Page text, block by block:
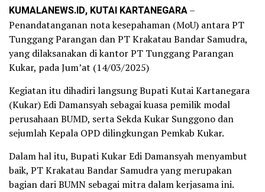
KUMALANEWS.ID, KUTAI KARTANEGARA–
Penandatanganan nota kesepahaman (MoU) antara PT
Tunggang Parangan dan PT Krakatau Bandar Samudra,
yang dilaksanakan di kantor PT Tunggang Parangan
Kukar, pada Jum’at (14/03/2025)
Kegiatan itu dihadiri langsung Bupati Kutai Kartanegara
(Kukar) Edi Damansyah sebagai kuasa pemilik modal
perusahaan BUMD, serta Sekda Kukar Sunggono dan
sejumlah Kepala OPD dilingkungan Pemkab Kukar.
Dalam hal itu, Bupati Kukar Edi Damansyah menyambut
baik, PT Krakatau Bandar Samudra yang merupakan
bagian dari BUMN sebagai mitra dalam kerjasama ini.